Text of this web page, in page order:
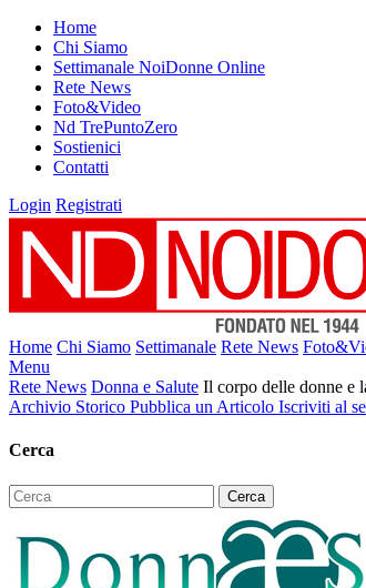
Home
Chi Siamo
Settimanale NoiDonne Online
Rete News
Foto&Video
Nd TrePuntoZero
Sostienici
Contatti
Login Registrati
Home Chi Siamo Settimanale Rete News
Menu
Rete News Donna e Salute Il corpo delle donne e
Archivio Storico Pubblica un Articolo Iscriviti al
Cerca